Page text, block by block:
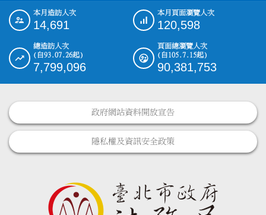
::: 本月造訪人次
14,691
本月頁面瀏覽人次
120,598
總造訪人次
(自93.07.26起)
7,799,096
頁面總瀏覽人次
(自105.7.15起)
90,381,753
政府網站資料開放宣告
隱私權及資訊安全政策